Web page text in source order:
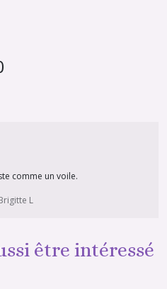
comme un voile.
L
être intéressé